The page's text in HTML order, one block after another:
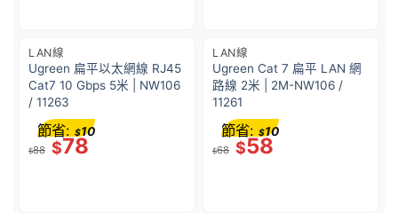
LAN線
Ugreen 扁平以太網線 RJ45
Cat7 10 Gbps 5米 | NW106
/ 11263
$88 $78
節省: $10
LAN線
Ugreen Cat 7 扁平 LAN 網
路線 2米 | 2M-NW106 /
11261
$68 $58
節省: $10